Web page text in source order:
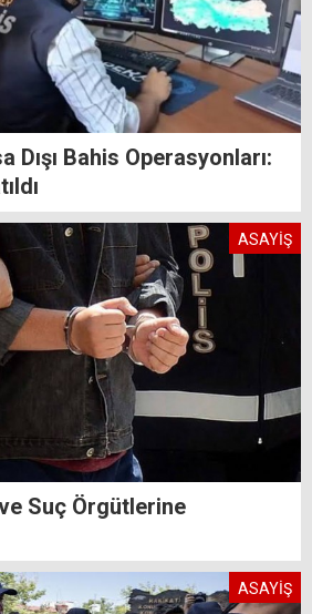
Dışı Bahis Operasyonları:
ASAYİŞ
ve Suç Örgütlerine
ASAYİŞ